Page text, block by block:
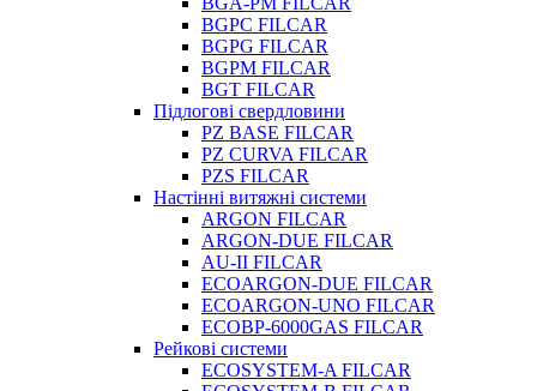
BGPC FILCAR
BGPG FILCAR
BGPM FILCAR
BGT FILCAR
Підлогові свердловини
PZ BASE FILCAR
PZ CURVA FILCAR
PZS FILCAR
Настінні витяжні системи
ARGON FILCAR
ARGON-DUE FILCAR
AU-II FILCAR
ECOARGON-DUE FILCAR
ECOARGON-UNO FILCAR
ECOBP-6000GAS FILCAR
Рейкові системи
ECOSYSTEM-A FILCAR